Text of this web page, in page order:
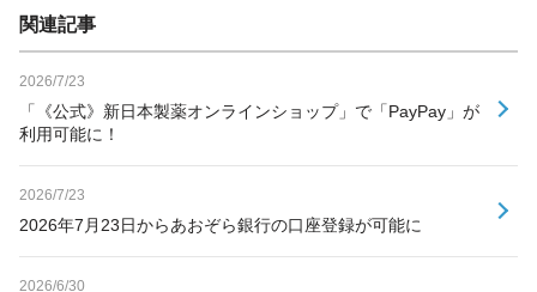
関連記事
2026/7/23
「《公式》新日本製薬オンラインショップ」で「PayPay」が
利用可能に！
2026/7/23
2026年7月23日からあおぞら銀行の口座登録が可能に
2026/6/30